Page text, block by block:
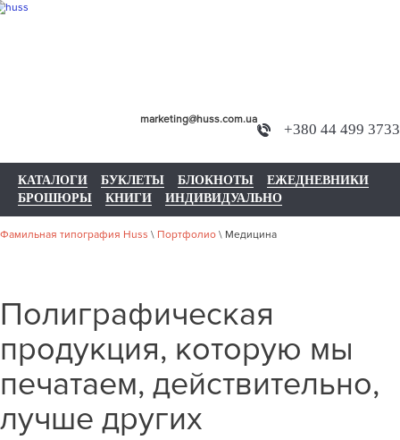
+380 44 499 3733
marketing@huss.com.ua
КАТАЛОГИ БУКЛЕТЫ БЛОКНОТЫ
ЕЖЕДНЕВНИКИ
БРОШЮРЫ
КНИГИ ИНДИВИДУАЛЬНО
Фамильная типография Huss \ Портфолио \ Медицина
Полиграфическая
продукция, которую мы
печатаем, действительно,
лучше других